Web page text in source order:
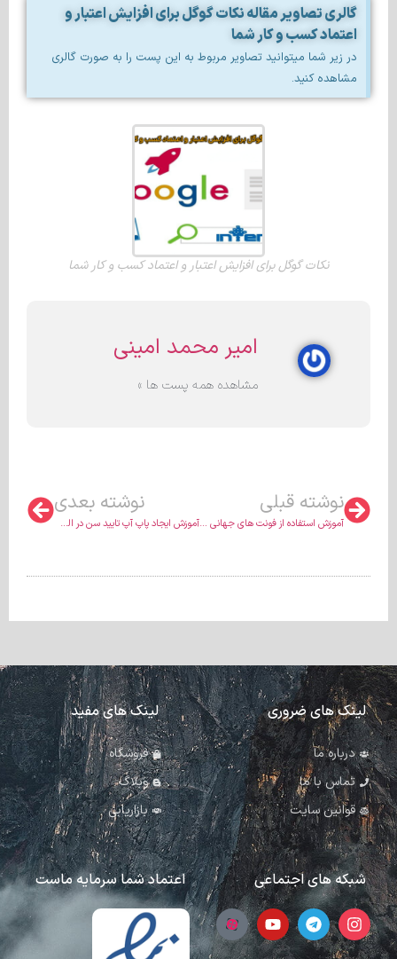
گالری تصاویر مقاله نکات گوگل برای افزایش اعتبار و
اعتماد کسب و کار شما
در زیر شما میتوانید تصاویر مربوط به این پست را به صورت گالری
مشاهده کنید.
نکات گوگل برای افزایش اعتبار و اعتماد کسب و کار شما
امیر محمد امینی
مشاهده همه پست ها »
نوشته قبلی
آموزش استفاده از فونت های جهانی در المنتور
نوشته بعدی
آموزش ایجاد پاپ آپ تایید سن در المنتور
لینک های ضروری
درباره ما
تماس با ما
قوانین سایت
لینک های مفید
فروشگاه
وبلاگ
بازاریابی
شبکه های اجتماعی اعتماد شما سرمایه ماست